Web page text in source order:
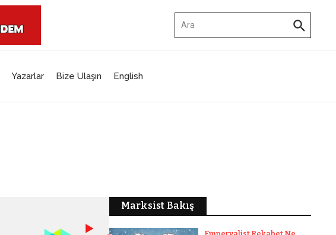
Yazarlar Bize Ulaşın English
Marksist Bakış